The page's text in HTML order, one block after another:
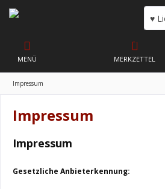
MERKZETTEL
MENÜ
Impressum
Impressum
Impressum
Gesetzliche Anbieterkennung: